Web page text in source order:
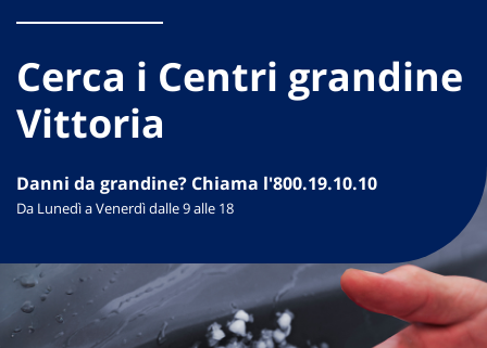
Cerca i Centri grandine
Vittoria
Danni da grandine? Chiama l'800.19.10.10
Da Lunedì a Venerdì dalle 9 alle 18